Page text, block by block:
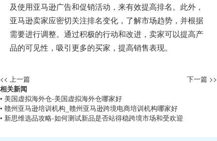
及使用亚马逊广告和促销活动，来有效提高排名。此外，
亚马逊卖家应密切关注排名变化，了解市场趋势，并根据
需要进行调整。通过积极的行动和改进，卖家可以提高产
品的可见性，吸引更多的买家，提高销售表现。
<< 上一篇
下一篇 >>
相关新闻
• 美国虚拟海外仓-美国虚拟海外仓哪家好
• 赣州亚马逊培训机构_赣州亚马逊跨境电商培训机构哪家好
• 新思维选品攻略-如何测试新品是否站得稳跨境市场和受欢迎